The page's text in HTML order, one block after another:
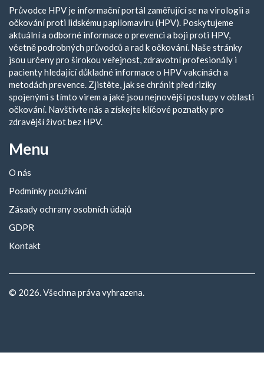
Průvodce HPV je informační portál zaměřující se na virologii a
očkování proti lidskému papilomaviru (HPV). Poskytujeme
aktuální a odborné informace o prevenci a boji proti HPV,
včetně podrobných průvodců a rad k očkování. Naše stránky
jsou určeny pro širokou veřejnost, zdravotní profesionály i
pacienty hledající důkladné informace o HPV vakcínách a
metodách prevence. Zjistěte, jak se chránit před riziky
spojenými s tímto virem a jaké jsou nejnovější postupy v oblasti
očkování. Navštivte nás a získejte klíčové poznatky pro
zdravější život bez HPV.
Menu
O nás
Podmínky používání
Zásady ochrany osobních údajů
GDPR
Kontakt
© 2026. Všechna práva vyhrazena.